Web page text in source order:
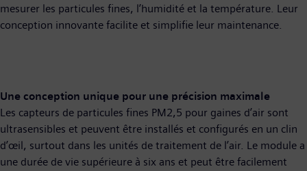
mesurer les particules fines, l’humidité et la température. Leur
conception innovante facilite et simplifie leur maintenance.
Une conception unique pour une précision maximale
Les capteurs de particules fines PM2,5 pour gaines d’air sont
ultrasensibles et peuvent être installés et configurés en un clin
d’œil, surtout dans les unités de traitement de l’air. Le module a
une durée de vie supérieure à six ans et peut être facilement